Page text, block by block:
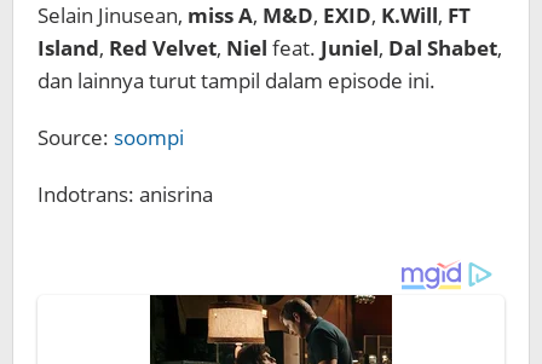
Selain Jinusean, miss A, M&D, EXID, K.Will, FT
Island, Red Velvet, Niel feat. Juniel, Dal Shabet,
dan lainnya turut tampil dalam episode ini.
Source: soompi
Indotrans: anisrina